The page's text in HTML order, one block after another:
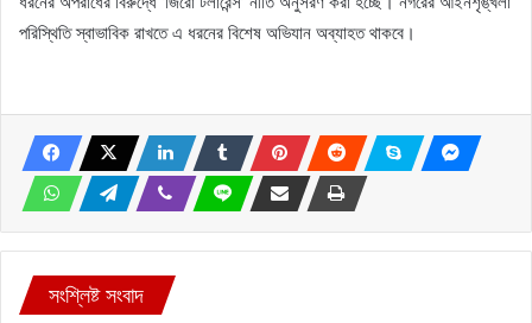
পরিস্থিতি স্বাভাবিক রাখতে এ ধরনের বিশেষ অভিযান অব্যাহত থাকবে।
সংশ্লিষ্ট সংবাদ